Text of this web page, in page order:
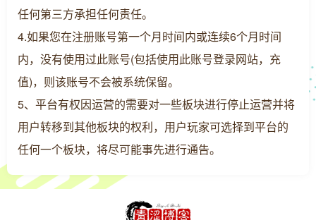
任何第三方承担任何责任。
4.如果您在注册账号第一个月时间内或连续6个月时间
内，没有使用过此账号(包括使用此账号登录网站，充
值)，则该账号不会被系统保留。
5、平台有权因运营的需要对一些板块进行停止运营并将
用户转移到其他板块的权利，用户玩家可选择到平台的
任何一个板块，将尽可能事先进行通告。